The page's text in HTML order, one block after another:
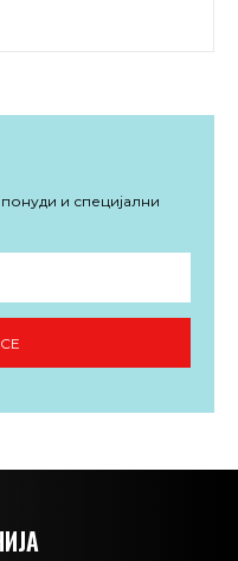
и специјални